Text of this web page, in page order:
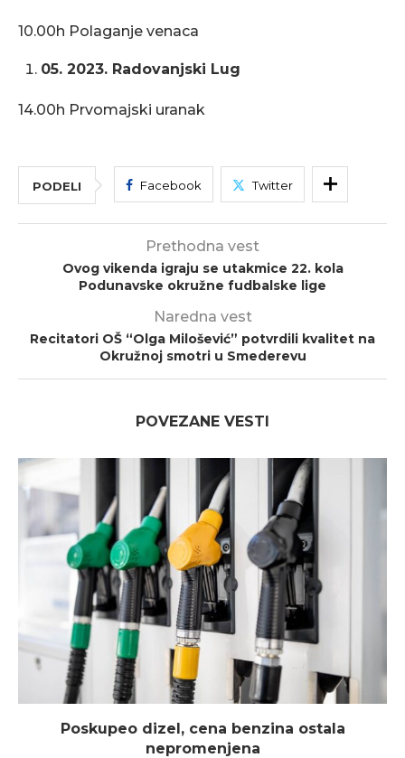
10.00h Polaganje venaca
05. 2023. Radovanjski Lug
14.00h Prvomajski uranak
PODELI Facebook Twitter
Prethodna vest
Ovog vikenda igraju se utakmice 22. kola
Podunavske okružne fudbalske lige
Naredna vest
Recitatori OŠ “Olga Milošević” potvrdili kvalitet na
Okružnoj smotri u Smederevu
POVEZANE VESTI
Poskupeo dizel, cena benzina ostala
nepromenjena